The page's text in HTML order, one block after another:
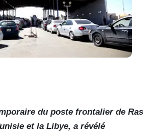
du poste frontalier de Ras
et la Libye, a révélé